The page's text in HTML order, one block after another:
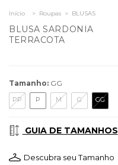
Início > Roupas > BLUSAS
BLUSA SARDONIA
TERRACOTA
Tamanho: GG
PP P M G GG
GUIA DE TAMANHOS
Descubra seu Tamanho